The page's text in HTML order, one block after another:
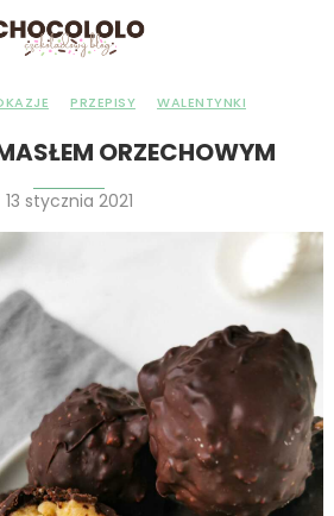
PRZEPISY WALENTYNKI
ORZECHOWYM
13 stycznia 2021